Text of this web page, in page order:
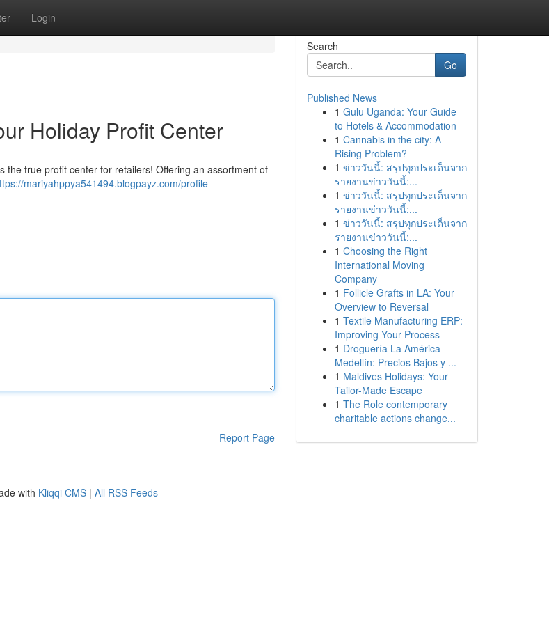
Login
Holiday Profit Center
the true profit center for retailers! Offering an assortment of
mariyahppya541494.blogpayz.com/profile
Report Page
Search
Go
Published News
1 Gulu Uganda: Your Guide
to Hotels & Accommodation
1 Cannabis in the city: A
Rising Problem?
1 ข่าววันนี้: สรุปทุกประเด็นจาก
รายงานข่าววันนี้:...
1 ข่าววันนี้: สรุปทุกประเด็นจาก
รายงานข่าววันนี้:...
1 ข่าววันนี้: สรุปทุกประเด็นจาก
รายงานข่าววันนี้:...
1 Choosing the Right
International Moving
Company
1 Follicle Grafts in LA: Your
Overview to Reversal
1 Textile Manufacturing ERP:
Improving Your Process
1 Droguería La América
Medellín: Precios Bajos y ...
1 Maldives Holidays: Your
Tailor-Made Escape
1 The Role contemporary
charitable actions change...
with Kliqqi CMS | All RSS Feeds